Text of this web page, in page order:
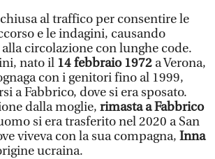
al traffico per consentire le
e le indagini, causando
circolazione con lunghe code.
nato il 14 febbraio 1972 a Verona,
con i genitori fino al 1999,
a Fabbrico, dove si era sposato.
dalla moglie, rimasta a Fabbrico
si era trasferito nel 2020 a San
viveva con la sua compagna, Inna
ucraina.